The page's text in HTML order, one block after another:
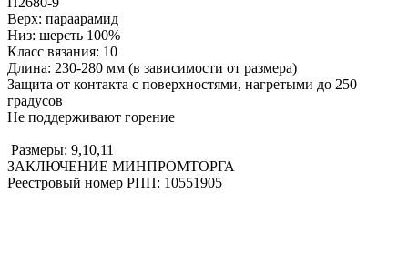
Верх: параарамид
Низ: шерсть 100%
Класс вязания: 10
Длина: 230-280 мм (в зависимости от размера)
Защита от контакта с поверхностями, нагретыми до 250
градусов
Не поддерживают горение
Размеры: 9,10,11
ЗАКЛЮЧЕНИЕ МИНПРОМТОРГА
Реестровый номер РПП: 10551905